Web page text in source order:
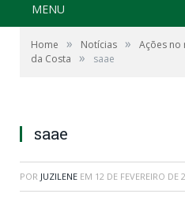
MENU
Home » Notícias »
Ações no
da Costa
» saae
saae
POR JUZILENE EM 12 DE FEVEREIRO DE